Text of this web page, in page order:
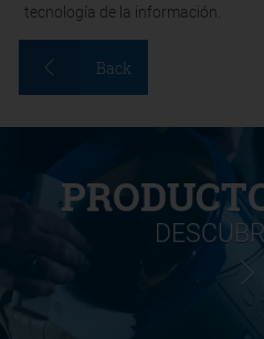
tecnología de la información.
Back